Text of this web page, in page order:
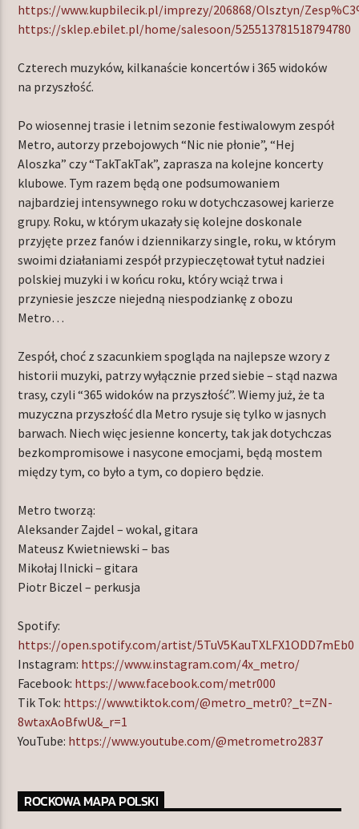
https://www.kupbilecik.pl/imprezy/206868/Olsztyn/
https://sklep.ebilet.pl/home/salesoon/525513781518794780
Czterech muzyków, kilkanaście koncertów i 365 widoków
na przyszłość.
Po wiosennej trasie i letnim sezonie festiwalowym zespół
Metro, autorzy przebojowych “Nic nie płonie”, “Hej
Aloszka” czy “TakTakTak”, zaprasza na kolejne koncerty
klubowe. Tym razem będą one podsumowaniem
najbardziej intensywnego roku w dotychczasowej karierze
grupy. Roku, w którym ukazały się kolejne doskonale
przyjęte przez fanów i dziennikarzy single, roku, w którym
swoimi działaniami zespół przypieczętował tytuł nadziei
polskiej muzyki i w końcu roku, który wciąż trwa i
przyniesie jeszcze niejedną niespodziankę z obozu
Metro…
Zespół, choć z szacunkiem spogląda na najlepsze wzory z
historii muzyki, patrzy wyłącznie przed siebie – stąd nazwa
trasy, czyli “365 widoków na przyszłość”. Wiemy już, że ta
muzyczna przyszłość dla Metro rysuje się tylko w jasnych
barwach. Niech więc jesienne koncerty, tak jak dotychczas
bezkompromisowe i nasycone emocjami, będą mostem
między tym, co było a tym, co dopiero będzie.
Metro tworzą:
Aleksander Zajdel – wokal, gitara
Mateusz Kwietniewski – bas
Mikołaj Ilnicki – gitara
Piotr Biczel – perkusja
Spotify:
https://open.spotify.com/artist/5TuV5KauTXLFX1ODD7mEb0
Instagram: https://www.instagram.com/4x_metro/
Facebook: https://www.facebook.com/metr000
Tik Tok: https://www.tiktok.com/@metro_metr0?_t=ZN-
8wtaxAoBfwU&_r=1
YouTube: https://www.youtube.com/@metrometro2837
ROCKOWA MAPA POLSKI